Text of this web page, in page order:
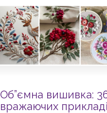
Об”ємна вишивка:
вражаючих